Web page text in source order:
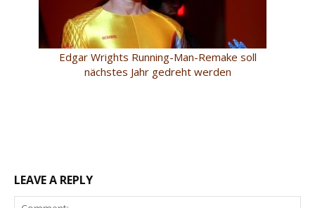
Edgar Wrights Running-Man-Remake soll
nächstes Jahr gedreht werden
LEAVE A REPLY